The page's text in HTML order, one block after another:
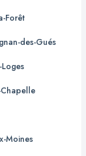
Forêt
des-Gués
Loges
Moines